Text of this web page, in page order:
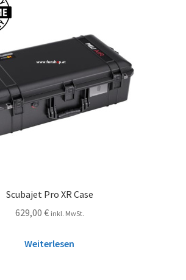
Scubajet Pro XR Case
629,00 € inkl. MwSt.
Weiterlesen